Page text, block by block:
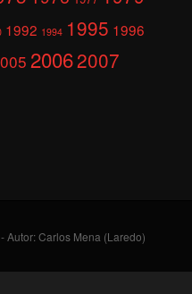
1992 1994 1995 1996
20062007
Autor: Carlos Mena (Laredo)